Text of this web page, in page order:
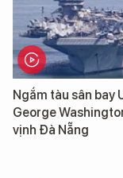
Cảnh sát diễn tập
súng với khủng bố,
yếu nhân